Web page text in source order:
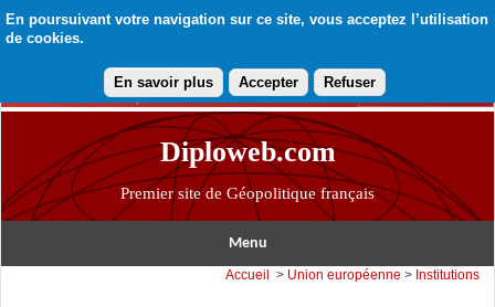
En poursuivant votre navigation sur ce site, vous acceptez l’utilisation
de cookies.
En savoir plus Accepter Refuser
Diploweb.com
Premier site de Géopolitique français
Menu
Accueil > Union européenne > Institutions